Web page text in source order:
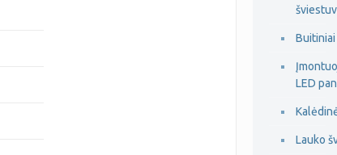
LED
Lauko